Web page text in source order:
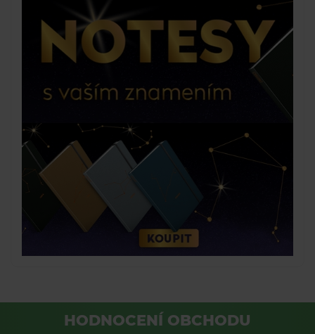
HODNOCENÍ OBCHODU